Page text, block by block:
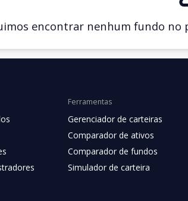
encontrar nenhum fundo
Ferramentas
Gerenciador de carteiras
Comparador de ativos
Comparador de fundos
Simulador de carteira